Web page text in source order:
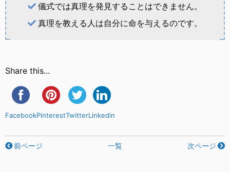
儀式では真理を発見することはできません。
真理を教える人は自分に命を与えるのです。
Share this...
FacebookPinterestTwitterLinkedin
前ページ 一覧 次ページ